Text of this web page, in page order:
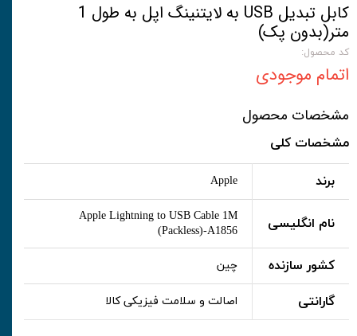
کابل تبدیل USB به لایتنینگ اپل به طول 1
متر(بدون پک)
کد محصول:
اتمام موجودی
مشخصات محصول
مشخصات کلی
برند Apple
نام انگلیسی
Apple Lightning to USB Cable 1M
(Packless)-A1856
کشور سازنده چین
گارانتی اصالت و سلامت فیزیکی کالا